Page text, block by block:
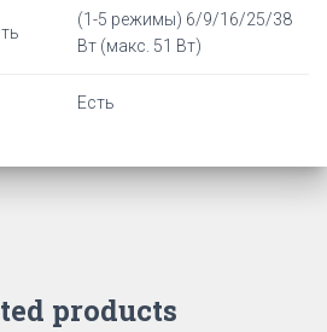
(1-5 режимы) 6/9/16/25/38
Вт (макс. 51 Вт)
Есть
products